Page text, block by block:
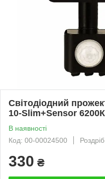
Світодіодний
10-Slim+Sensor
В наявності
Код: 00-00024500
Роздріб
330 ₴